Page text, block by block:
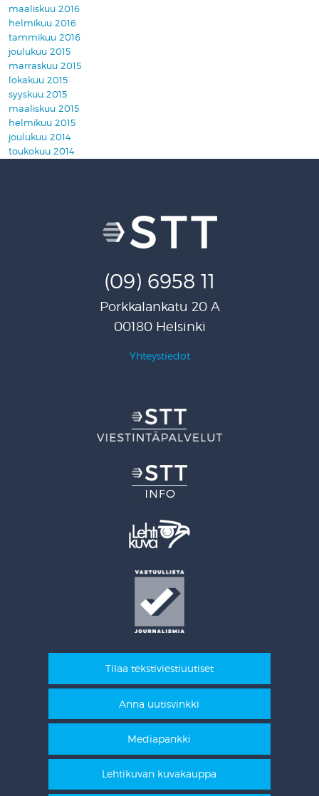
maaliskuu 2016
helmikuu 2016
tammikuu 2016
joulukuu 2015
marraskuu 2015
lokakuu 2015
syyskuu 2015
maaliskuu 2015
helmikuu 2015
joulukuu 2014
toukokuu 2014
(09) 6958 11
Porkkalankatu 20 A
00180 Helsinki
Yhteystiedot
Tilaa tekstiviestiuutiset
Anna uutisvinkki
Mediapankki
Lehtikuvan kuvakauppa